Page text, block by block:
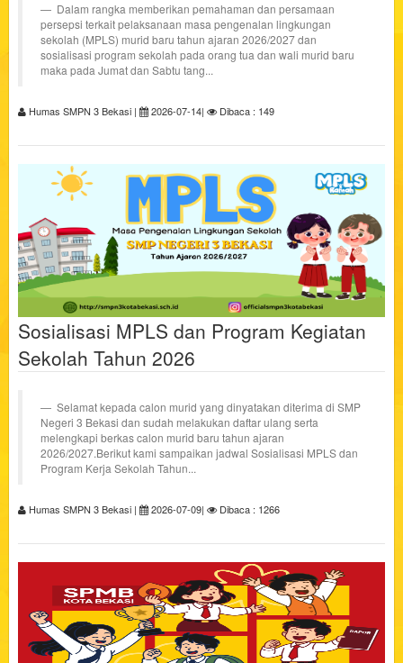
Dalam rangka memberikan pemahaman dan persamaan
persepsi terkait pelaksanaan masa pengenalan lingkungan
sekolah (MPLS) murid baru tahun ajaran 2026/2027 dan
sosialisasi program sekolah pada orang tua dan wali murid baru
maka pada Jumat dan Sabtu tang...
Humas SMPN 3 Bekasi | 2026-07-14| Dibaca : 149
Sosialisasi MPLS dan Program Kegiatan
Sekolah Tahun 2026
Selamat kepada calon murid yang dinyatakan diterima di SMP
Negeri 3 Bekasi dan sudah melakukan daftar ulang serta
melengkapi berkas calon murid baru tahun ajaran
2026/2027.Berikut kami sampaikan jadwal Sosialisasi MPLS dan
Program Kerja Sekolah Tahun...
Humas SMPN 3 Bekasi | 2026-07-09| Dibaca : 1266